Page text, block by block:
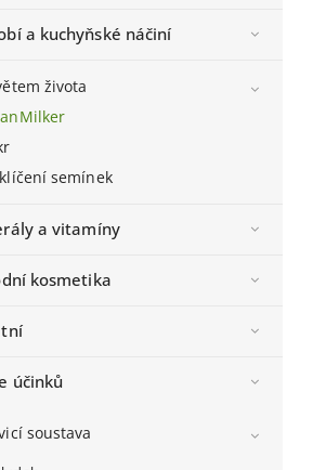
a kuchyňské náčiní
života
semínek
a vitamíny
kosmetika
účinků
soustava